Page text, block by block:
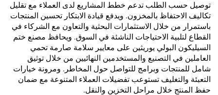
توصيل حسب الطلب تدعم خطط المشاريع لدى العملاء مع تقليل
تكاليف الاحتفاظ بالمخزون. ويدفع قيادة الابتكار تحسين المنتجات
باستمرار من خلال الاستثمارات البحثية والتعاون مع الشركاء في
القطاع لتلبية الاحتياجات الناشئة في السوق. ويحافظ مصنع ختم
السيليكون البولي يوريثين على معايير سلامة صارمة تحمي
العاملين في التصنيع والمستخدمين النهائيين من خلال توثيق
شامل للمنتجات وبرامج للتواصل حول المخاطر. ومرونة خيارات
التعبئة والتغليف تستوعب تفضيلات العملاء المتنوعة مع ضمان
حفظ المنتج خلال مراحل التخزين والنقل.